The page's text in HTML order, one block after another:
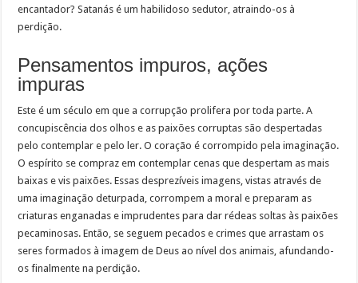
encantador? Satanás é um habilidoso sedutor, atraindo-os à
perdição.
Pensamentos impuros, ações
impuras
Este é um século em que a corrupção prolifera por toda parte. A
concupiscência dos olhos e as paixões corruptas são despertadas
pelo contemplar e pelo ler. O coração é corrompido pela imaginação.
O espírito se compraz em contemplar cenas que despertam as mais
baixas e vis paixões. Essas desprezíveis imagens, vistas através de
uma imaginação deturpada, corrompem a moral e preparam as
criaturas enganadas e imprudentes para dar rédeas soltas às paixões
pecaminosas. Então, se seguem pecados e crimes que arrastam os
seres formados à imagem de Deus ao nível dos animais, afundando-
os finalmente na perdição.